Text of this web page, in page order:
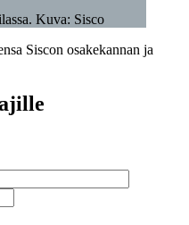
Kuva: Sisco
Siscon osakekannan ja